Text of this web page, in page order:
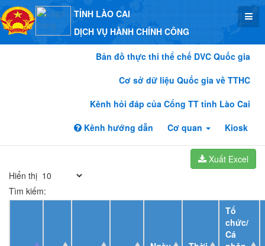
TỈNH LÀO CAI
DỊCH VỤ HÀNH CHÍNH CÔNG
Bản đồ thực thi thể chế DVC Quốc gia
Cơ sở dữ liệu Quốc gia về TTHC
Kênh hỏi đáp của Cổng TT tỉnh Lào Cai
Kênh hướng dẫn
Cơ quan Kiosk
Xuất Excel
Hiển thị
Tìm kiếm:
Tổ
chức/
Cá